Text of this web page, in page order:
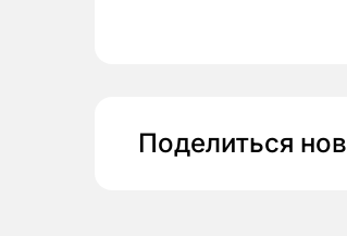
Поделиться